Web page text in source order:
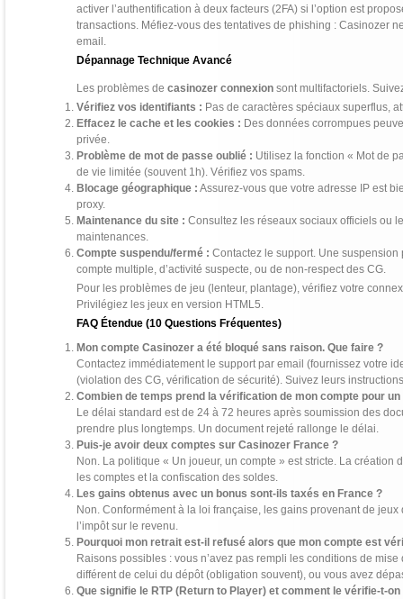
activer l’authentification à deux facteurs (2FA) si l’option est
transactions. Méfiez-vous des tentatives de phishing : Casinozer
email.
Dépannage Technique Avancé
Les problèmes decasinozer connexion sont multifactoriels.
Vérifiez vos identifiants : Pas de caractères spéciaux superflus,
Effacez le cache et les cookies : Des données corrompues
privée.
Problème de mot de passe oublié : Utilisez la fonction « Mot de
de vie limitée (souvent 1h). Vérifiez vos spams.
Blocage géographique : Assurez-vous que votre adresse IP est
proxy.
Maintenance du site : Consultez les réseaux sociaux officiels ou
maintenances.
Compte suspendu/fermé : Contactez le support. Une
compte multiple, d’activité suspecte, ou de non-respect des CG.
Pour les problèmes de jeu (lenteur, plantage), vérifiez votre
Privilégiez les jeux en version HTML5.
FAQ Étendue (10 Questions Fréquentes)
Mon compte Casinozer a été bloqué sans raison. Que faire ?
Contactez immédiatement le support par email (fournissez votre
(violation des CG, vérification de sécurité). Suivez leurs
Combien de temps prend la vérification de mon compte pour
Le délai standard est de 24 à 72 heures après soumission des
prendre plus longtemps. Un document rejeté rallonge le délai.
Puis-je avoir deux comptes sur Casinozer France ?
Non. La politique « Un joueur, un compte » est stricte. La
les comptes et la confiscation des soldes.
Les gains obtenus avec un bonus sont-ils taxés en France ?
Non. Conformément à la loi française, les gains provenant de
l’impôt sur le revenu.
Pourquoi mon retrait est-il refusé alors que mon compte est
Raisons possibles : vous n’avez pas rempli les conditions de
différent de celui du dépôt (obligation souvent), ou vous avez
Que signifie le RTP (Return to Player) et comment le vérifie-t-on